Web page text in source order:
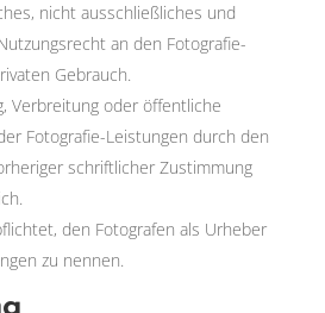
nicht ausschließliches und
an den Fotografie-
Gebrauch.
Verbreitung oder öffentliche
Fotografie-Leistungen durch den
schriftlicher Zustimmung
den Fotografen als Urheber
zu nennen.